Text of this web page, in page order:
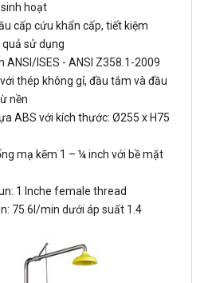
hoạt
cấp cứu khẩn cấp, tiết kiệm
quả sử dụng
ANSI/ISES - ANSI Z358.1-2009
thép không gỉ, đầu tắm và đầu
nền
ABS với kích thước: Ø255 x H75
mạ kẽm 1 – ¼ inch với bề mặt
1 Inche female thread
75.6l/min dưới áp suất 1.4